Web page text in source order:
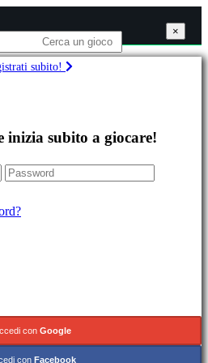
×
subito!
inizia subito a giocare!
con Google
con Facebook
×
×